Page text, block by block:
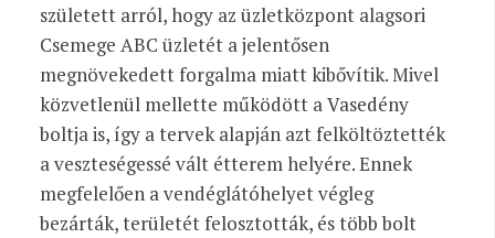
született arról, hogy az üzletközpont alagsori
Csemege ABC üzletét a jelentősen
megnövekedett forgalma miatt kibővítik. Mivel
közvetlenül mellette működött a Vasedény
boltja is, így a tervek alapján azt felköltöztették
a veszteségessé vált étterem helyére. Ennek
megfelelően a vendéglátóhelyet végleg
bezárták, területét felosztották, és több bolt